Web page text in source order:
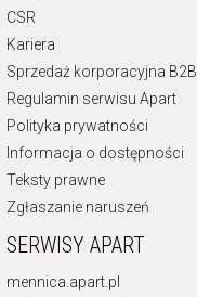
CSR
Kariera
Sprzedaż korporacyjna B2B
Regulamin serwisu Apart
Polityka prywatności
Informacja o dostępności
Teksty prawne
Zgłaszanie naruszeń
SERWISY APART
mennica.apart.pl